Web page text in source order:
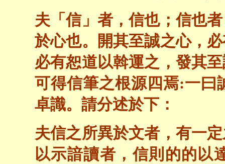
夫「信」者，信也；信也
於心也。開其至誠之心，
必有恕道以斡運之，發其
可得信筆之根源四焉:一曰
卓識。請分述於下：
夫信之所異於文者，有一
以示諳讀者，信則的的以